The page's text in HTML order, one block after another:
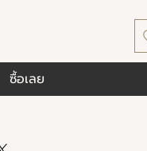
ซื้อเลย